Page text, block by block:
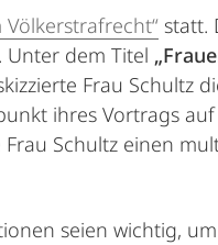
Völkerstrafrecht“ statt.
Unter dem Titel
Frau Schultz
ihres Vortrags
Schultz einen
seien wichtig,